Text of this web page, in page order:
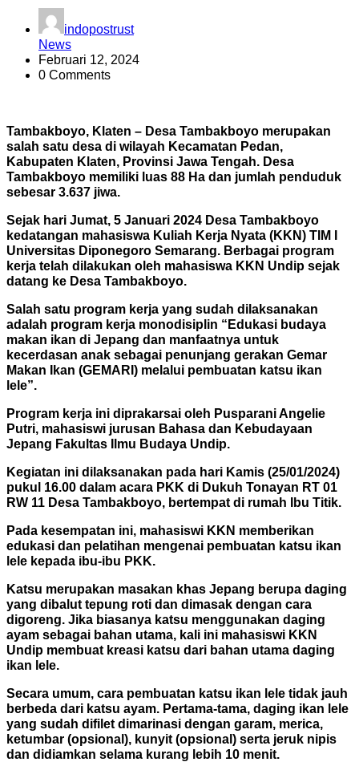
indopostrust
News
Februari 12, 2024
0 Comments
Tambakboyo, Klaten – Desa Tambakboyo merupakan
salah satu desa di wilayah Kecamatan Pedan,
Kabupaten Klaten, Provinsi Jawa Tengah. Desa
Tambakboyo memiliki luas 88 Ha dan jumlah penduduk
sebesar 3.637 jiwa.
Sejak hari Jumat, 5 Januari 2024 Desa Tambakboyo
kedatangan mahasiswa Kuliah Kerja Nyata (KKN) TIM I
Universitas Diponegoro Semarang. Berbagai program
kerja telah dilakukan oleh mahasiswa KKN Undip sejak
datang ke Desa Tambakboyo.
Salah satu program kerja yang sudah dilaksanakan
adalah program kerja monodisiplin “Edukasi budaya
makan ikan di Jepang dan manfaatnya untuk
kecerdasan anak sebagai penunjang gerakan Gemar
Makan Ikan (GEMARI) melalui pembuatan katsu ikan
lele”.
Program kerja ini diprakarsai oleh Pusparani Angelie
Putri, mahasiswi jurusan Bahasa dan Kebudayaan
Jepang Fakultas Ilmu Budaya Undip.
Kegiatan ini dilaksanakan pada hari Kamis (25/01/2024)
pukul 16.00 dalam acara PKK di Dukuh Tonayan RT 01
RW 11 Desa Tambakboyo, bertempat di rumah Ibu Titik.
Pada kesempatan ini, mahasiswi KKN memberikan
edukasi dan pelatihan mengenai pembuatan katsu ikan
lele kepada ibu-ibu PKK.
Katsu merupakan masakan khas Jepang berupa daging
yang dibalut tepung roti dan dimasak dengan cara
digoreng. Jika biasanya katsu menggunakan daging
ayam sebagai bahan utama, kali ini mahasiswi KKN
Undip membuat kreasi katsu dari bahan utama daging
ikan lele.
Secara umum, cara pembuatan katsu ikan lele tidak jauh
berbeda dari katsu ayam. Pertama-tama, daging ikan lele
yang sudah difilet dimarinasi dengan garam, merica,
ketumbar (opsional), kunyit (opsional) serta jeruk nipis
dan didiamkan selama kurang lebih 10 menit.